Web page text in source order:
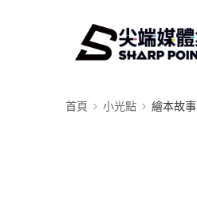
首頁 小光點 繪本故事